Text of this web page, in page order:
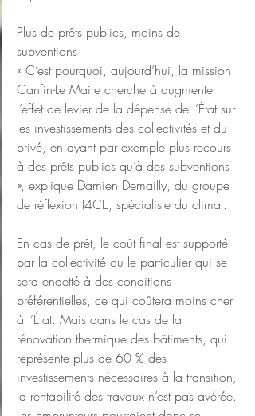
Plus de prêts publics, moins de
subventions
« C’est pourquoi, aujourd’hui, la mission
Canfin-Le Maire cherche à augmenter
l’effet de levier de la dépense de l’État sur
les investissements des collectivités et du
privé, en ayant par exemple plus recours
à des prêts publics qu’à des subventions
», explique Damien Demailly, du groupe
de réflexion I4CE, spécialiste du climat.
En cas de prêt, le coût final est supporté
par la collectivité ou le particulier qui se
sera endetté à des conditions
préférentielles, ce qui coûtera moins cher
à l’État. Mais dans le cas de la
rénovation thermique des bâtiments, qui
représente plus de 60 % des
investissements nécessaires à la transition,
la rentabilité des travaux n’est pas avérée.